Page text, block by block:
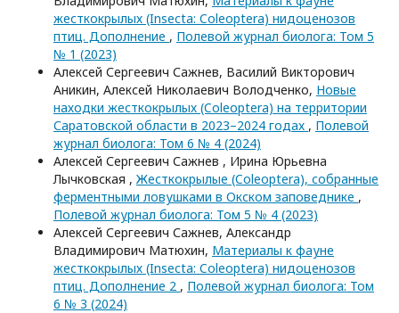
жесткокрылых (Insecta: Coleoptera) нидоценозов
птиц. Дополнение , Полевой журнал биолога: Том 5
№ 1 (2023)
Алексей Сергеевич Сажнев, Василий Викторович
Аникин, Алексей Николаевич Володченко, Новые
находки жесткокрылых (Coleoptera) на территории
Саратовской области в 2023–2024 годах , Полевой
журнал биолога: Том 6 № 4 (2024)
Алексей Сергеевич Сажнев , Ирина Юрьевна
Лычковская , Жесткокрылые (Coleoptera), собранные
ферментными ловушками в Окском заповеднике ,
Полевой журнал биолога: Том 5 № 4 (2023)
Алексей Сергеевич Сажнев, Александр
Владимирович Матюхин, Материалы к фауне
жесткокрылых (Insecta: Coleoptera) нидоценозов
птиц. Дополнение 2 , Полевой журнал биолога: Том
6 № 3 (2024)